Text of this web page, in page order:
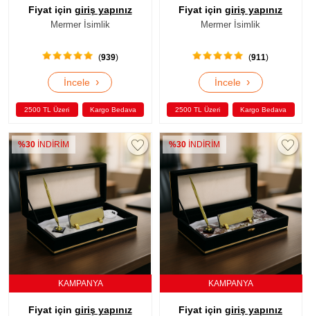
Fiyat için giriş yapınız
Mermer İsimlik
(939)
İncele ›
2500 TL Üzeri Kargo Bedava
Fiyat için giriş yapınız
Mermer İsimlik
(911)
İncele ›
2500 TL Üzeri Kargo Bedava
%30 İNDİRİM
KAMPANYA
Fiyat için giriş yapınız
%30İNDİRİM
KAMPANYA
Fiyat için giriş yapınız